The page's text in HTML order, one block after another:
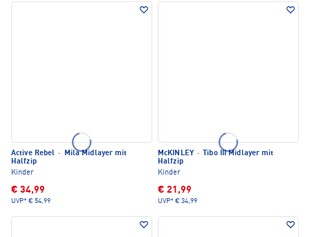
Active Rebel ·
Mila Midlayer mit
Halfzip
Kinder
€ 34,99
UVP* € 54,99
McKINLEY ·
Tibo III Midlayer mit
Halfzip
Kinder
€ 21,99
UVP* € 34,99